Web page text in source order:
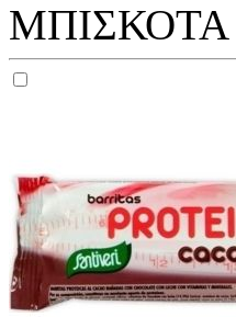
ΜΠΙΣΚΟΤΑ